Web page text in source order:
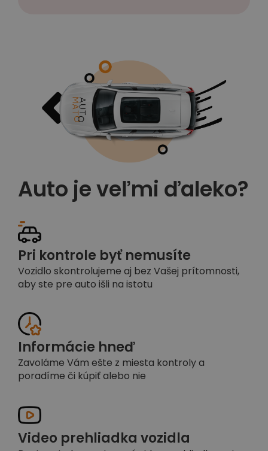
Auto je veľmi ďaleko?
Pri kontrole byť nemusíte
Vozidlo skontrolujeme aj bez Vašej prítomnosti,
aby ste pre auto išli na istotu
Informácie hneď
Zavoláme Vám ešte z miesta kontroly a
poradíme či kúpiť alebo nie
Video prehliadka vozidla